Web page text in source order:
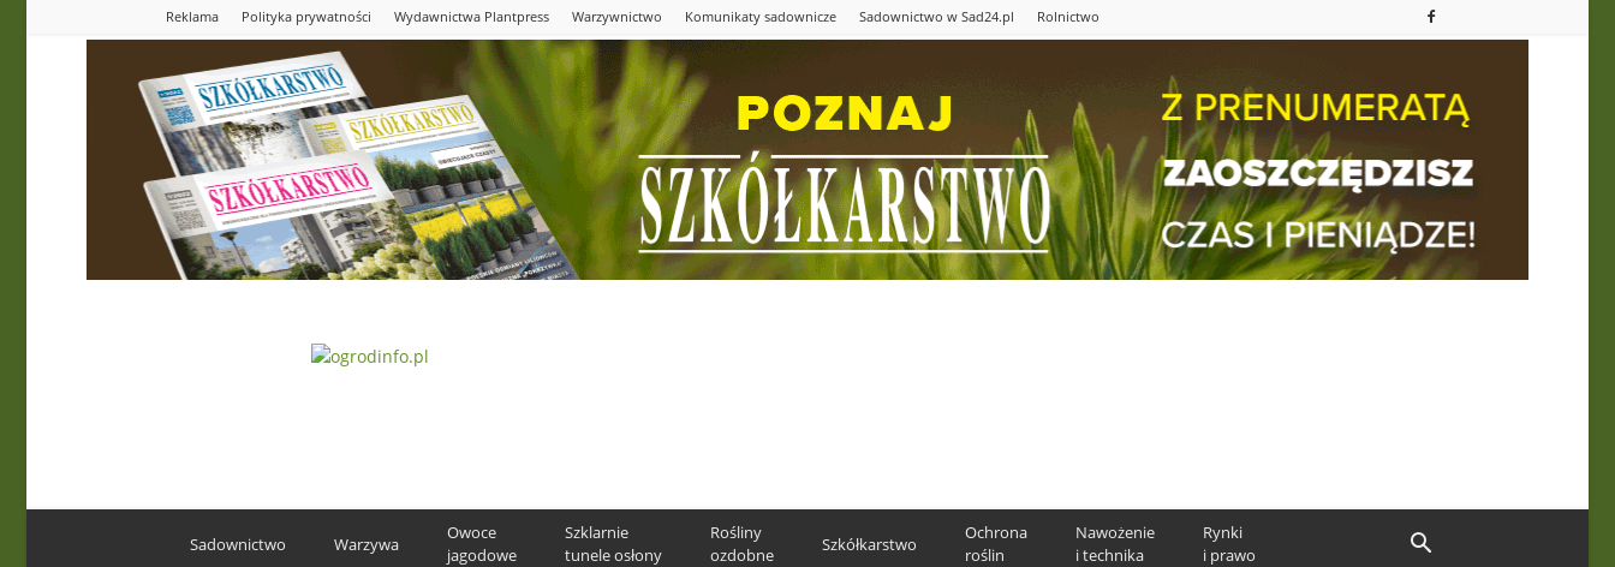
Reklama Polityka prywatności Wydawnictwa Plantpress Warzywnictwo Komunikaty sadownicze Sadownictwo w Sad24.pl Rolnictwo
Sadownictwo Warzywa
Owoce
jagodowe
Szklarnie
tunele osłony
Rośliny
ozdobne
Szkółkarstwo
Ochrona
roślin
Nawożenie
i technika
Rynki
i prawo